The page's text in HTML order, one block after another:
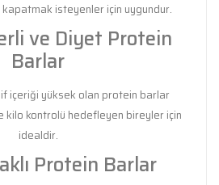
kapatmak isteyenler için uygundur.
ve Diyet Protein
Barlar
içeriği yüksek olan protein barlar
kilo kontrolü hedefleyen bireyler için
idealdir.
Protein Barlar